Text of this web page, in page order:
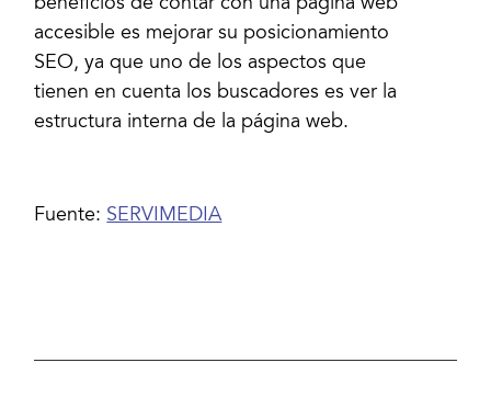
beneficios de contar con una página web
accesible es mejorar su posicionamiento
SEO, ya que uno de los aspectos que
tienen en cuenta los buscadores es ver la
estructura interna de la página web.
Fuente: SERVIMEDIA